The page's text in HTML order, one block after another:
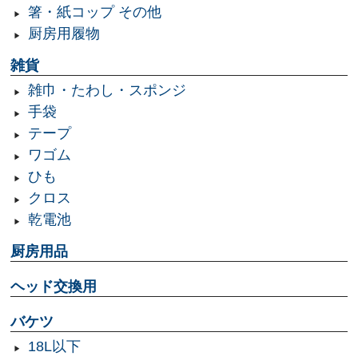
箸・紙コップ その他
厨房用履物
雑貨
雑巾・たわし・スポンジ
手袋
テープ
ワゴム
ひも
クロス
乾電池
厨房用品
ヘッド交換用
バケツ
18L以下